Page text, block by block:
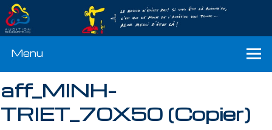
Menu
aff_MINH-
TRIET_70X50 (Copier)